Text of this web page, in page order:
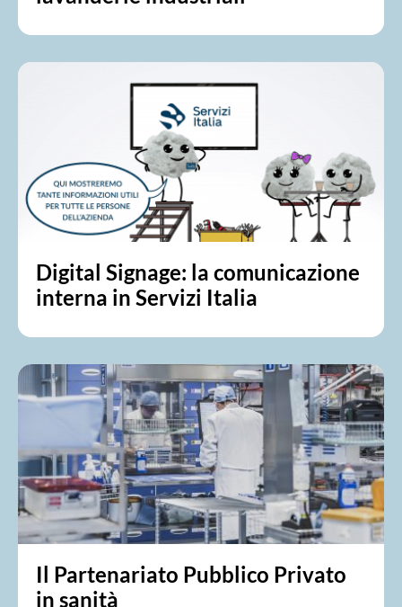
Digital Signage: la comunicazione
interna in Servizi Italia
Il Partenariato Pubblico Privato
in sanità